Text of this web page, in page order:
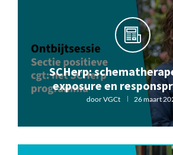
SCHerp:
exposure en
doorVGCt 26 maart